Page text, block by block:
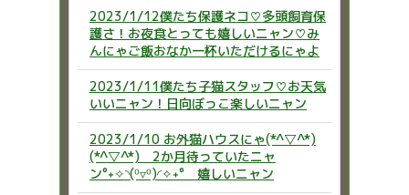
2023/1/12僕たち保護ネコ♡多頭飼育保
護さ！お夜食とっても嬉しいニャン♡み
んにゃご飯おなか一杯いただけるにゃよ
2023/1/11僕たち子猫スタッフ♡お天気
いいニャン！日向ぼっこ楽しいニャン
2023/1/10 お外猫ハウスにゃ(*^▽^*)
(*^▽^*) 2か月待っていたニャ
ン°˖✧◝(⁰▿⁰)◜✧˖° 嬉しいニャン